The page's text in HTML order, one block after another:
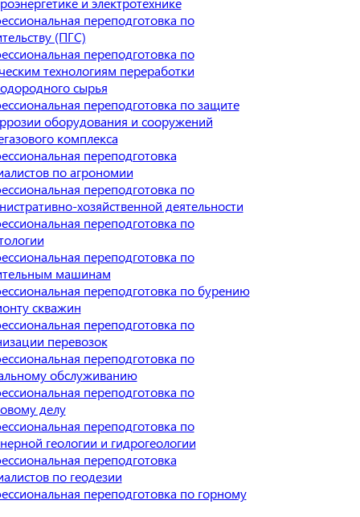
переподготовка по
(ПГС)
переподготовка по
технологиям переработки
сырья
переподготовка по защите
оборудования и сооружений
комплекса
переподготовка
по агрономии
переподготовка по
хозяйственной деятельности
переподготовка по
переподготовка по
машинам
переподготовка по бурению
скважин
переподготовка по
перевозок
переподготовка по
обслуживанию
переподготовка по
делу
переподготовка по
геологии и гидрогеологии
переподготовка
по геодезии
переподготовка по горному